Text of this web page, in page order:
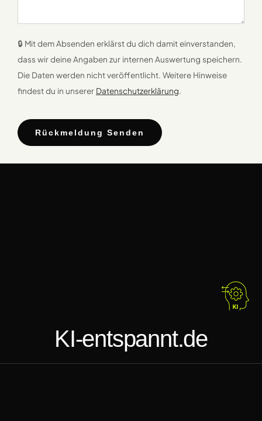
🔒 Mit dem Absenden erklärst du dich damit einverstanden,
dass wir deine Angaben zur internen Auswertung speichern.
Die Daten werden nicht veröffentlicht. Weitere Hinweise
findest du in unserer Datenschutzerklärung.
Rückmeldung Senden
KI-entspannt.de